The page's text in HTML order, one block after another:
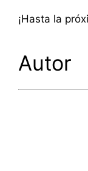
¡Hasta la
Autor